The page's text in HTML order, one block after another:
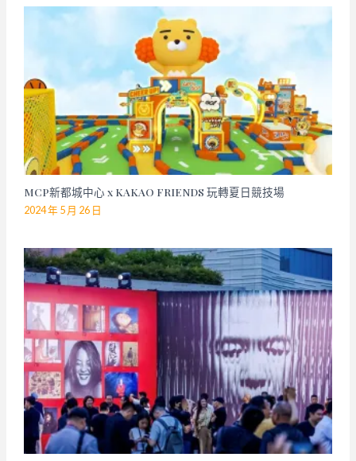
MCP新都城中心 x KAKAO FRIENDS 玩轉夏日競技場
2024 年 5 月 26 日